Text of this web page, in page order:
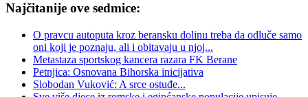
Najčitanije ove sedmice:
O pravcu autoputa kroz beransku dolinu treba da odluče samo
oni koji je poznaju, ali i obitavaju u njoj...
Metastaza sportskog kancera razara FK Berane
Petnjica: Osnovana Bihorska inicijativa
Slobodan Vuković: A srce ostuđe...